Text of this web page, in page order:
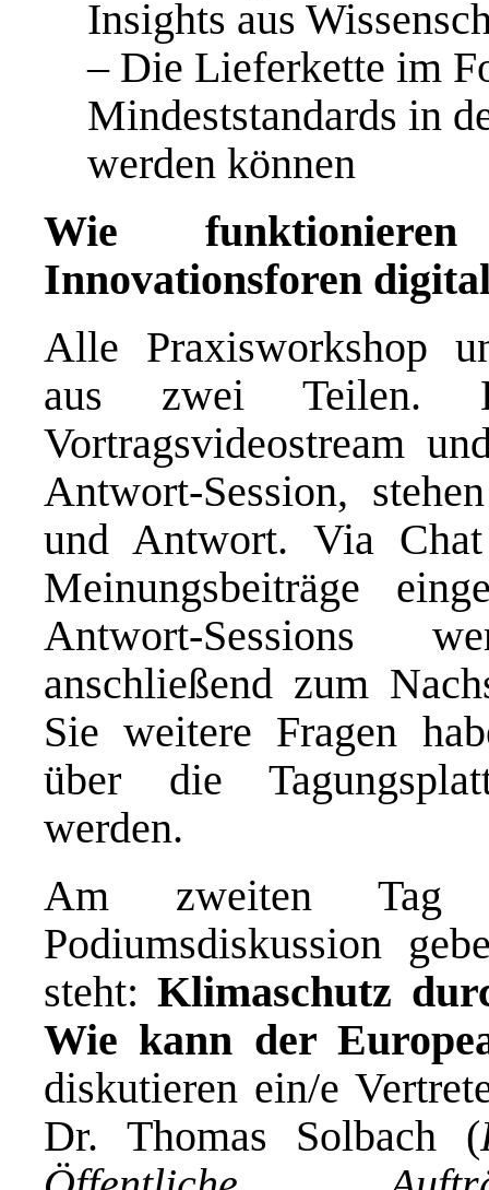
Insights aus
– Die Lieferkette im
Mindeststandards in
werden können
Wie
Innovationsforen
Alle Praxisworkshop
aus zwei
Vortragsvideostream
Antwort-Session,
und Antwort. Via
Meinungsbeiträge
Antwort-Sessions
anschließend zum
Sie weitere Fragen
über die
werden.
Am zweiten
Podiumsdiskussion
steht:Klimaschutz
Wie kann der
diskutieren ein/e
Dr. Thomas Solbach (